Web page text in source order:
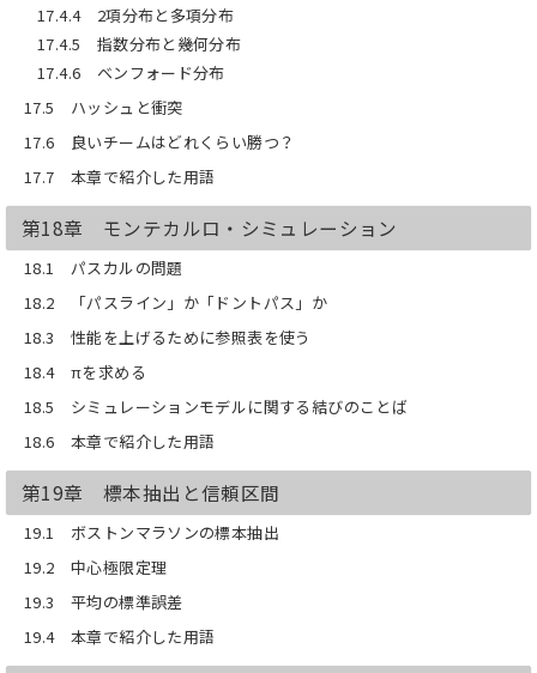
17.4.4 2項分布と多項分布
17.4.5 指数分布と幾何分布
17.4.6 ベンフォード分布
17.5 ハッシュと衝突
17.6 良いチームはどれくらい勝つ？
17.7 本章で紹介した用語
第18章 モンテカルロ・シミュレーション
18.1 パスカルの問題
18.2 「パスライン」か「ドントパス」か
18.3 性能を上げるために参照表を使う
18.4 πを求める
18.5 シミュレーションモデルに関する結びのことば
18.6 本章で紹介した用語
第19章 標本抽出と信頼区間
19.1 ボストンマラソンの標本抽出
19.2 中心極限定理
19.3 平均の標準誤差
19.4 本章で紹介した用語